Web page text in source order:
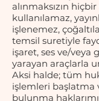
alınmaksızın
kullanılamaz,
işlenemez,
temsil suretiyle
işaret, ses ve/veya
yarayan araçlarla
Aksi halde; tüm
işlemleri başlatma
bulunma